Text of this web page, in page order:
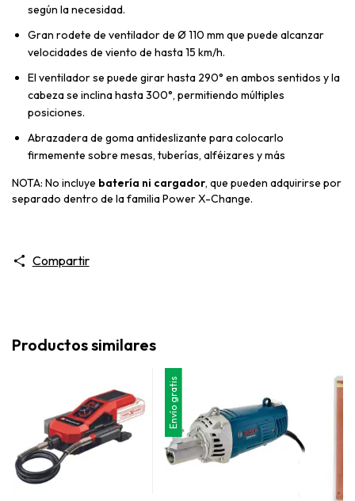
según la necesidad.
Gran rodete de ventilador de Ø 110 mm que puede alcanzar
velocidades de viento de hasta 15 km/h.
El ventilador se puede girar hasta 290° en ambos sentidos y la
cabeza se inclina hasta 300°, permitiendo múltiples
posiciones.
Abrazadera de goma antideslizante para colocarlo
firmemente sobre mesas, tuberías, alféizares y más
NOTA: No incluye batería ni cargador, que pueden adquirirse por
separado dentro de la familia Power X-Change.
Compartir
Productos similares
Envío gratis